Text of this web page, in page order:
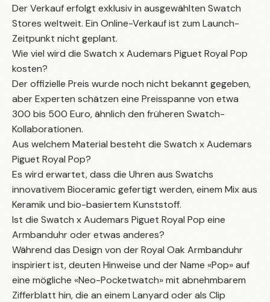
Der Verkauf erfolgt exklusiv in ausgewählten Swatch
Stores weltweit. Ein Online-Verkauf ist zum Launch-
Zeitpunkt nicht geplant.
Wie viel wird die Swatch x Audemars Piguet Royal Pop
kosten?
Der offizielle Preis wurde noch nicht bekannt gegeben,
aber Experten schätzen eine Preisspanne von etwa
300 bis 500 Euro, ähnlich den früheren Swatch-
Kollaborationen.
Aus welchem Material besteht die Swatch x Audemars
Piguet Royal Pop?
Es wird erwartet, dass die Uhren aus Swatchs
innovativem Bioceramic gefertigt werden, einem Mix aus
Keramik und bio-basiertem Kunststoff.
Ist die Swatch x Audemars Piguet Royal Pop eine
Armbanduhr oder etwas anderes?
Während das Design von der Royal Oak Armbanduhr
inspiriert ist, deuten Hinweise und der Name «Pop» auf
eine mögliche «Neo-Pocketwatch» mit abnehmbarem
Zifferblatt hin, die an einem Lanyard oder als Clip